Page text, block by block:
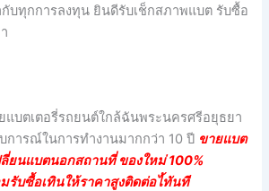
บทุกการลงทุน ยินดีรับเช็กสภาพแบต รับซื้อ
แบตเตอรี่รถยนต์ใกล้ฉันพระนครศรีอยุธยา
การณ์ในการทำงานมากกว่า 10 ปี ขายแบต
ยนแบตนอกสถานที่ ของใหม่ 100%
รับซื้อเทินให้ราคาสูงติดต่อไ้ทันที